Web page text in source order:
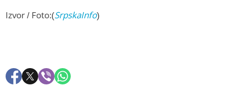
Izvor / Foto:(SrpskaInfo)